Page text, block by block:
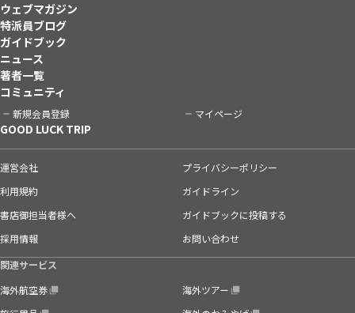
ウェブマガジン
特派員ブログ
ガイドブック
ニュース
著者一覧
コミュニティ
新規会員登録 マイページ
GOOD LUCK TRIP
運営会社
プライバシーポリシー
利用規約
ガイドライン
書店御担当者様へ
ガイドブックに投稿する
採用情報
お問い合わせ
関連サービス
海外航空券
海外ツアー